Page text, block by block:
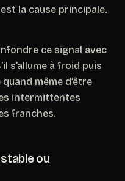
la cause principale.
ce signal avec
s’allume à froid puis
même d’être
intermittentes
franches.
ou